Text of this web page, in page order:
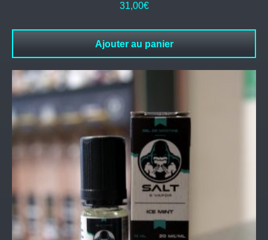
31,00€
Ajouter au panier
Ce
produit
a
plusieurs
variations.
peuvent
choisies
la
page